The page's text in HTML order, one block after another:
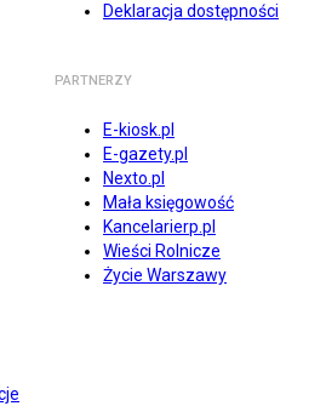
Deklaracja dostępności
PARTNERZY
E-kiosk.pl
E-gazety.pl
Nexto.pl
Mała księgowość
Kancelarierp.pl
Wieści Rolnicze
Życie Warszawy